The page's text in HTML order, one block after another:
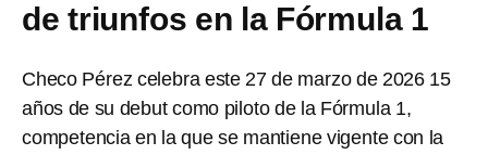
de triunfos en la Fórmula 1
Checo Pérez celebra este 27 de marzo de 2026 15
años de su debut como piloto de la Fórmula 1,
competencia en la que se mantiene vigente con la